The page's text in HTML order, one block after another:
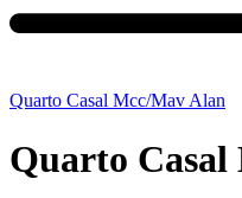
product:
Quarto Casal Mcc/Mav Alan
Quarto